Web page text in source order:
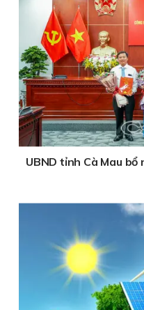
UBND tỉnh Cà Mau bổ